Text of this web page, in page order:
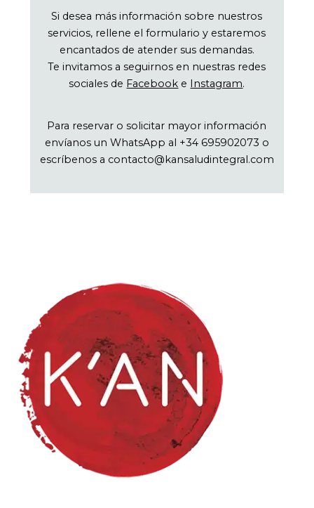
Si desea más información sobre nuestros
servicios, rellene el formulario y estaremos
encantados de atender sus demandas.
Te invitamos a seguirnos en nuestras redes
sociales de Facebook e Instagram.
Para reservar o solicitar mayor información
envíanos un WhatsApp al +34 695902073 o
escríbenos a contacto@kansaludintegral.com